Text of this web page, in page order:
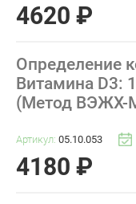
4620 ₽
Определение
Витамина D3:
(Метод ВЭЖХ-
Артикул: 05.10.053
4180 ₽